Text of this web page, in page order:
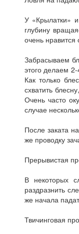
У «Крылатки»
глубину
очень нравится
Забрасываем
этого делаем
Как только
схватить
Очень часто
случае
После заката
же проводку
Прерывистая
В некоторых
раздразнить
же начала
Твичинговая